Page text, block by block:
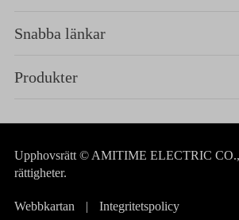
Snabba länkar
Produkter
Upphovsrätt © AMITIME ELECTRIC
rättigheter.
Webbkartan | Integritetspolicy